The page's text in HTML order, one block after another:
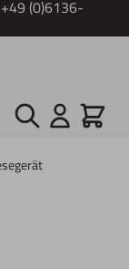
+49 (0)6136-
Suche Cart